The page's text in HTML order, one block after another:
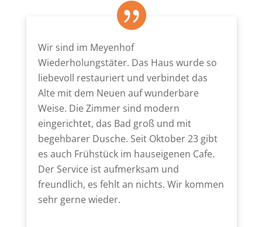

Wir sind im Meyenhof
Wiederholungstäter. Das Haus wurde so
liebevoll restauriert und verbindet das
Alte mit dem Neuen auf wunderbare
Weise. Die Zimmer sind modern
eingerichtet, das Bad groß und mit
begehbarer Dusche. Seit Oktober 23 gibt
es auch Frühstück im hauseigenen Cafe.
Der Service ist aufmerksam und
freundlich, es fehlt an nichts. Wir kommen
sehr gerne wieder.